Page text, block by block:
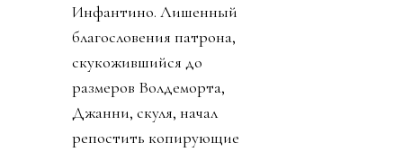
Инфантино. Лишенный
благословения патрона,
скукожившийся до
размеров Волдеморта,
Джанни, скуля, начал
репостить копирующие